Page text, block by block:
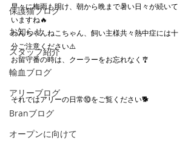
保護猫ブログ
お知らせ
スタッフ紹介
輸血ブログ
アリーブログ
Branブログ
オープンに向けて
早々に梅雨も明け、朝から晩まで暑い日々が続いて
いますね🔥
わんちゃんねこちゃん、飼い主様共々熱中症には十
分ご注意ください⚠️
お留守番の時は、クーラーをお忘れなく🎐
それではアリーの日常⑩をご覧ください🐕‍